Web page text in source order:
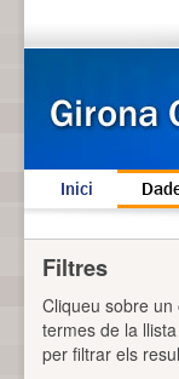
Inici
Filtres
Cliqueu sobre un
termes de la
per filtrar els